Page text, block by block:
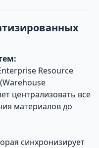
Resource
централизовать все
материалов до
синхронизирует